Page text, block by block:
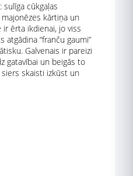
sulīga cūkgaļas
kārtiņa un
ir ērta ikdienai, jo viss
“franču gaumi”
Galvenais ir pareizi
gatavībai un beigās to
skaisti izkūst un